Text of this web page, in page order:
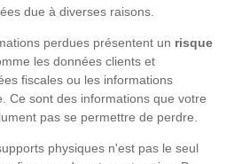
due à diverses raisons.
perdues présentent un risque
les données clients et
fiscales ou les informations
Ce sont des informations que votre
pas se permettre de perdre.
physiques n'est pas le seul